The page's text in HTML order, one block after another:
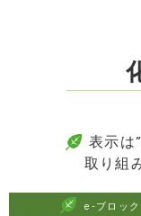
表示は
取り組
e-ブロック